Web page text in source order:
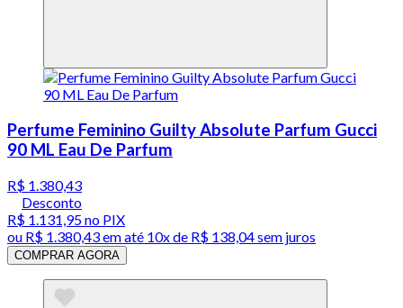
Perfume Feminino Guilty Absolute Parfum Gucci
90 ML Eau De Parfum
R$ 1.380,43
Desconto
R$ 1.131,95no PIX
ou R$ 1.380,43em até 10x de R$ 138,04 sem juros
COMPRAR AGORA